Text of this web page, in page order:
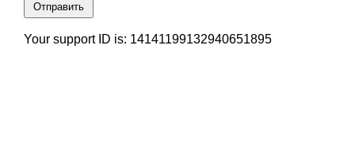
Отправить
Your support ID is: 14141199132940651895